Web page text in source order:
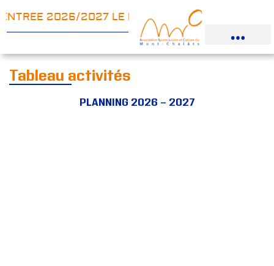
2026/2027 LE PILATES SUR CHAISE
Tableau activités
PLANNING 2026 - 2027